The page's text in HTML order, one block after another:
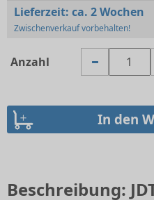
Lieferzeit: ca. 2 Wochen
Zwischenverkauf vorbehalten!
Anzahl
Beschreibung: